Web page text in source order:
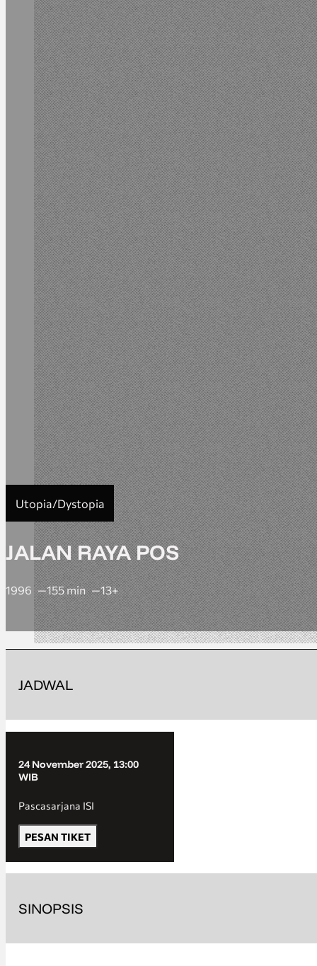
JALAN RAYA POS
Utopia/Dystopia
1996 155 min 13+
SINOPSIS
JADWAL
24 November 2025, 13:00
WIB
Pascasarjana ISI
PESAN TIKET